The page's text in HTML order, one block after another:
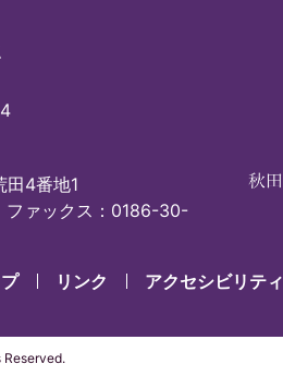
4番地1
ファックス：0186-30-
リンク アクセシビリティ